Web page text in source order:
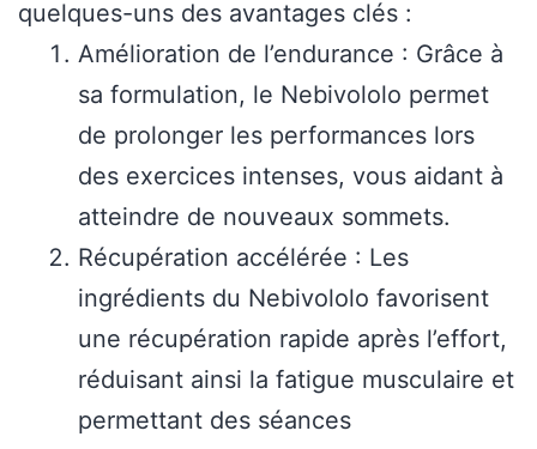
quelques-uns des avantages clés :
Amélioration de l’endurance : Grâce à
sa formulation, le Nebivololo permet
de prolonger les performances lors
des exercices intenses, vous aidant à
atteindre de nouveaux sommets.
Récupération accélérée : Les
ingrédients du Nebivololo favorisent
une récupération rapide après l’effort,
réduisant ainsi la fatigue musculaire et
permettant des séances